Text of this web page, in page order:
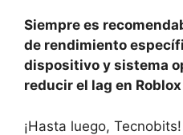
Siempre es
de rendimiento
dispositivo y sistema
reducir‍ el ⁣lag en
¡Hasta luego,